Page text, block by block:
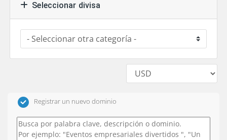
Seleccionar divisa
Registrar un nuevo dominio